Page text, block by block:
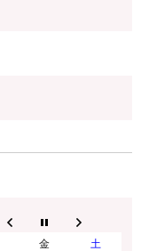
金
土